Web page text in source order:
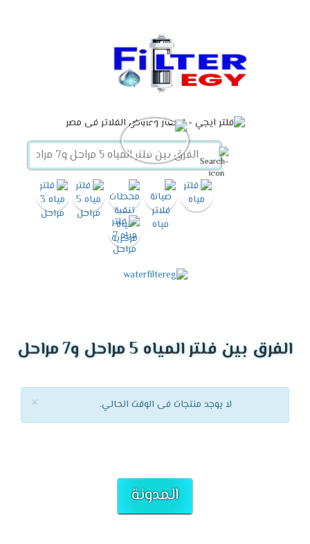
الفرق بين فلتر المياه 5 مراحل و7 مراحل
× لا يوجد منتجات فى الوقت الحالي.
المدونة